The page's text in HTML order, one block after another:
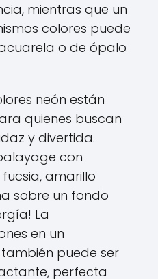
mientras que un
colores puede
o de ópalo
neón están
quienes buscan
y divertida.
con
amarillo
sobre un fondo
La
en un
puede ser
perfecta